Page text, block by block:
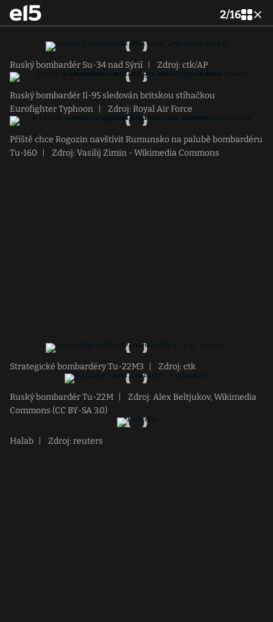
2/16
Ruský bombardér Su-34 nad Sýrií Zdroj: ctk/AP
Ruský bombardér Il-95 sledován britskou stíhačkou
Eurofighter Typhoon
Zdroj: Royal Air Force
Příště chce Rogozin navštívit Rumunsko na palubě bombardéru
Tu-160
Zdroj: Vasilij Zimin - Wikimedia Commons
Strategické bombardéry Tu-22M3 Zdroj: ctk
Ruský bombardér Tu-22M
Zdroj: Alex Beltjukov, Wikimedia
Commons (CC BY-SA 3.0)
Halab Zdroj: reuters